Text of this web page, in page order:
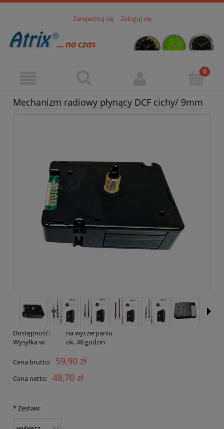
Zarejestruj się Zaloguj się
Mechanizm radiowy płynący DCF cichy/ 9mm
Dostępność:
na wyczerpaniu
Wysyłka w:
ok. 48 godzin
Cena brutto: 59,90 zł
Cena netto: 48,70 zł
*Zestaw: